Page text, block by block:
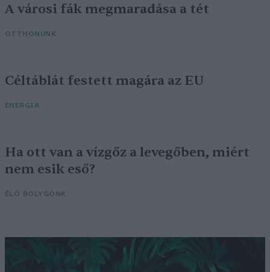
A városi fák megmaradása a tét
OTTHONUNK
Céltáblát festett magára az EU
ENERGIA
Ha ott van a vízgőz a levegőben, miért
nem esik eső?
ÉLŐ BOLYGÓNK